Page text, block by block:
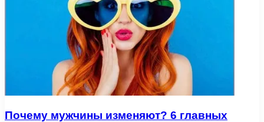
Почему мужчины изменяют? 6 главных